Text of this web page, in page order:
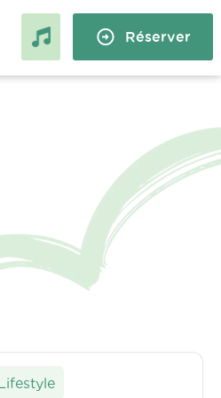
à
stage, alternance
Réserver